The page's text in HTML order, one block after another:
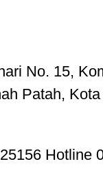
No. 15,
Patah,
Hotline